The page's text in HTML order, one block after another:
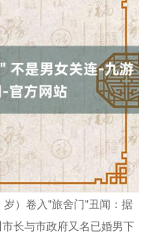
）卷入"旅舍门"丑闻：据
长与市政府又名已婚男下